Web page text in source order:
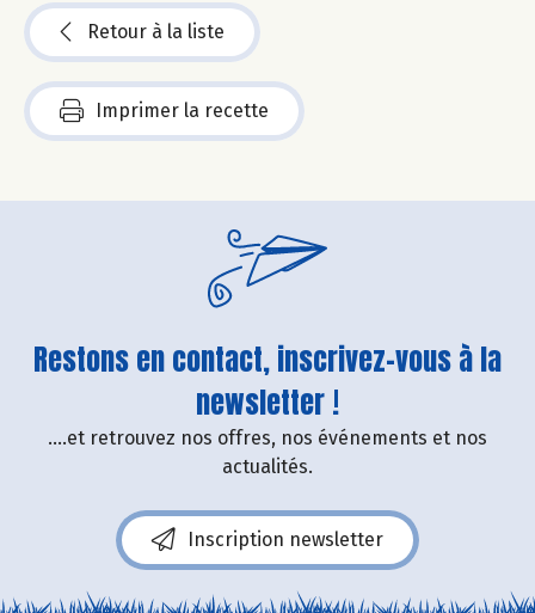
Retour à la liste
Imprimer la recette
Restons en contact, inscrivez-vous à la
newsletter !
....et retrouvez nos offres, nos événements et nos
actualités.
Inscription newsletter